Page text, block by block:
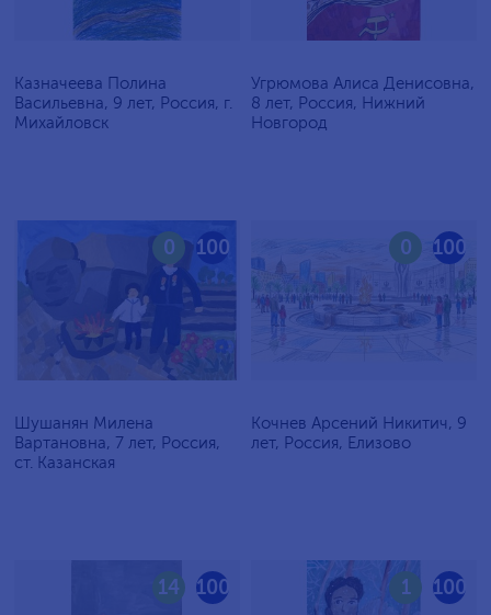
Казначеева Полина
Васильевна, 9 лет, Россия, г.
Михайловск
Угрюмова Алиса Денисовна,
8 лет, Россия, Нижний
Новгород
100
0
Шушанян Милена
Вартановна, 7 лет, Россия,
ст. Казанская
100
0
Кочнев Арсений Никитич, 9
лет, Россия, Елизово
100
14 100
1